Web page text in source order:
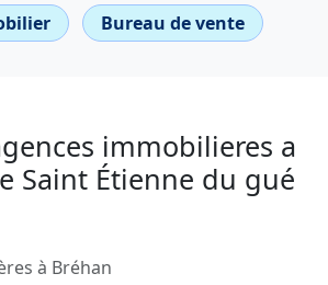
Bureau de vente
immobilieres a
Saint Étienne du gué
à Bréhan